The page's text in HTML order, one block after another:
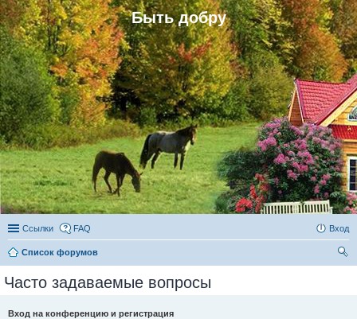
Быть добру
Ссылки FAQ Вход
Список форумов
Часто задаваемые вопросы
Вход на конференцию и регистрация